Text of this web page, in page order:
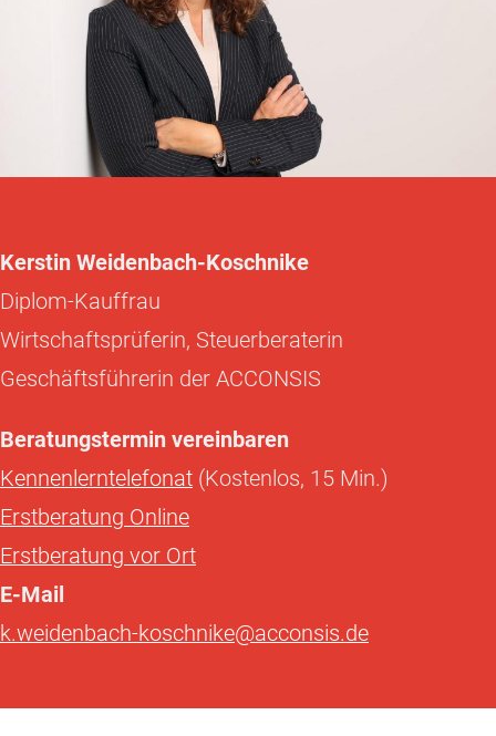
Kerstin Weidenbach-Koschnike
Diplom-Kauffrau
Wirtschaftsprüferin, Steuerberaterin
Geschäftsführerin der ACCONSIS
Beratungstermin vereinbaren
Kennenlerntelefonat (Kostenlos, 15 Min.)
Erstberatung Online
Erstberatung vor Ort
E-Mail
k.weidenbach-koschnike@acconsis.de